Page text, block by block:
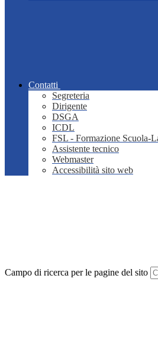
Contatti
Segreteria
Dirigente
DSGA
ICDL
FSL - Formazione Scuola-
Assistente tecnico
Webmaster
Accessibilità sito web
Campo di ricerca per le pagine del sito